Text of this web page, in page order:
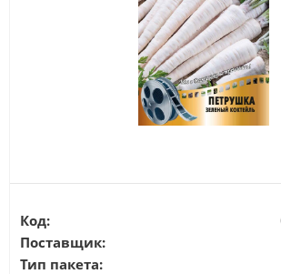
Код:
Поставщик:
Тип пакета: